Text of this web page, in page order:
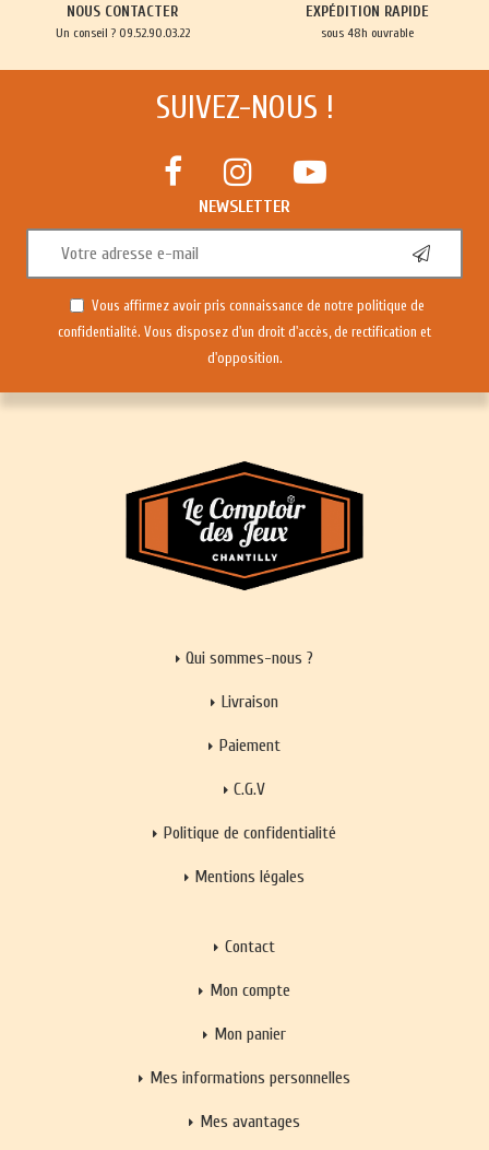
NOUS CONTACTER
Un conseil ? 09.52.90.03.22
EXPÉDITION RAPIDE
sous 48h ouvrable
SUIVEZ-NOUS !
NEWSLETTER
Vous affirmez avoir pris connaissance de notre politique de
confidentialité. Vous disposez d'un droit d'accès, de rectification et
d'opposition.
Qui sommes-nous ?
Livraison
Paiement
C.G.V
Politique de confidentialité
Mentions légales
Contact
Mon compte
Mon panier
Mes informations personnelles
Mes avantages